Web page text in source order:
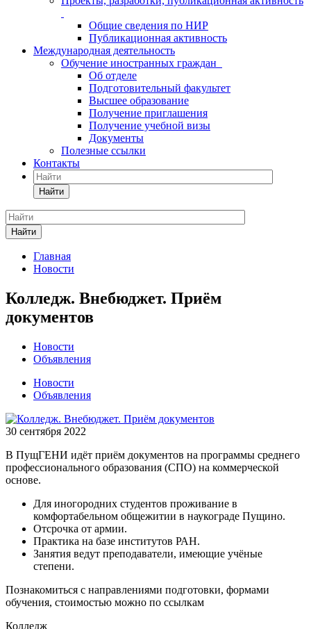
Общие сведения по НИР
Публикационная активность
Международная деятельность
Обучение иностранных граждан
Об отделе
Подготовительный факультет
Высшее образование
Получение приглашения
Получение учебной визы
Документы
Полезные ссылки
Контакты
Найти
Найти
Главная
Новости
Колледж. Внебюджет. Приём
документов
Новости
Объявления
Новости
Объявления
30 сентября 2022
В ПущГЕНИ идёт приём документов на программы среднего
профессионального образования (СПО) на коммерческой
основе.
Для иногородних студентов проживание в
комфортабельном общежитии в наукограде Пущино.
Отсрочка от армии.
Практика на базе институтов РАН.
Занятия ведут преподаватели, имеющие учёные
степени.
Познакомиться с направлениями подготовки, формами
обучения, стоимостью можно по ссылкам
Колледж